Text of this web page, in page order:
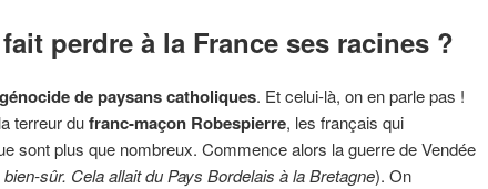
perdre à la France ses racines ?
de paysans catholiques. Et celui-là, on en parle pas !
terreur dufranc-maçon Robespierre, les français qui
sont plus que nombreux. Commence alors la guerre de Vendée
sûr. Cela allait du Pays Bordelais à la Bretagne). On